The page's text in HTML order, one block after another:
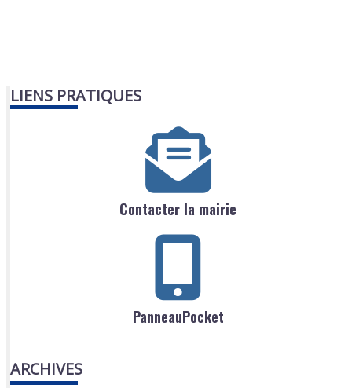
LIENS PRATIQUES
Contacter la mairie
PanneauPocket
ARCHIVES